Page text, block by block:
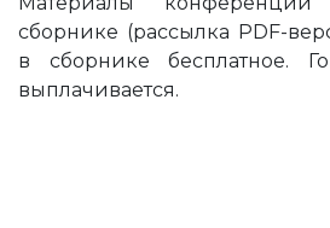
сборнике (рассылка PDF-
в сборнике бесплатное.
выплачивается.